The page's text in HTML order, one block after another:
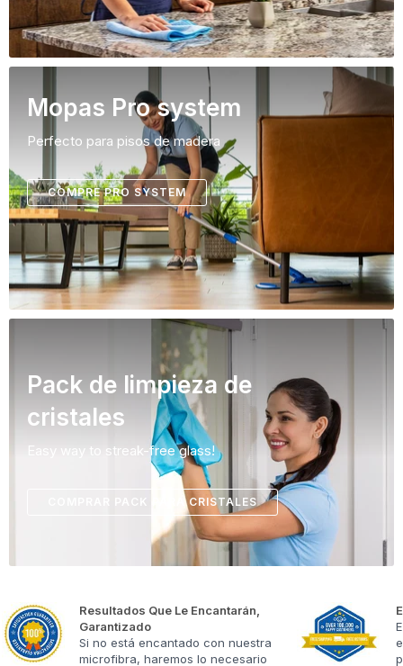
Mopas Pro system
Perfecto para pisos de madera
COMPRE PRO SYSTEM
Pack de limpieza de
cristales
Easy way to streak-free glass!
COMPRAR PACK PARA CRISTALES
Resultados Que Le Encantarán,
Garantizado
Si no está encantado con nuestra
microfibra, haremos lo necesario